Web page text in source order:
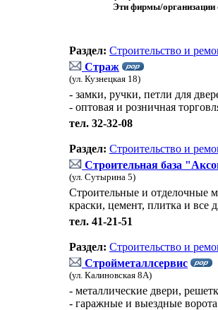
Эти фирмы/организации
Раздел: Строительство и
Страж
(ул. Кузнецкая 18)
- замки, ручки, петли для
- оптовая и розничная
тел. 32-32-08
Раздел: Строительство и
Строительная база
(ул. Сутырина 5)
Строительные и отделочные
краски, цемент, плитка и все
тел. 41-21-51
Раздел: Строительство и
Стройметаллсервис
(ул. Калиновская 8А)
- металлические двери,
- гаражные и выездные ворота